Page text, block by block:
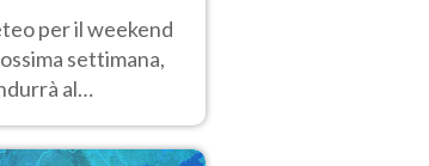
per il weekend
settimana,
al
elevate